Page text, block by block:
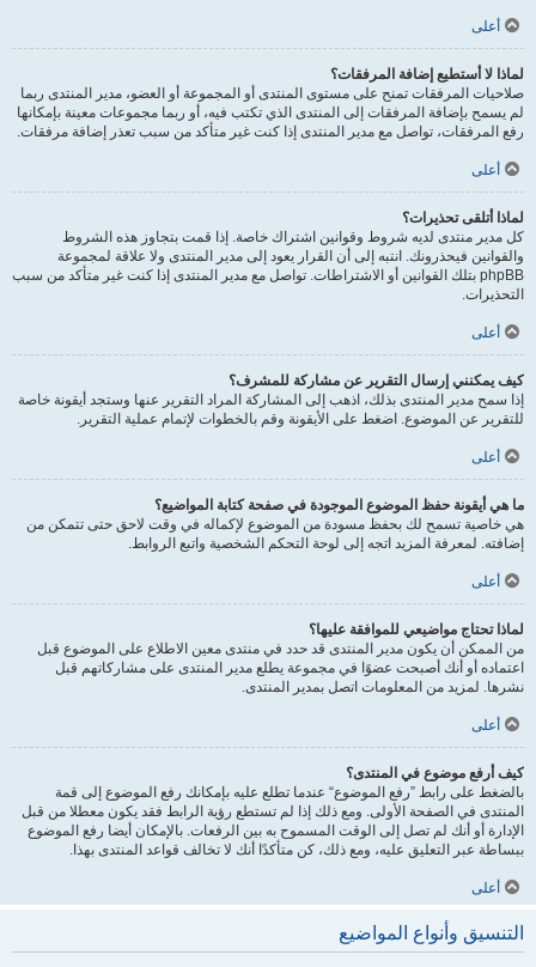
أعلى
لماذا لا أستطيع إضافة المرفقات؟
صلاحيات المرفقات تمنح على مستوى المنتدى أو المجموعة أو العضو، مدير المنتدى ربما
لم يسمح بإضافة المرفقات إلى المنتدى الذي تكتب فيه، أو ربما مجموعات معينة بإمكانها
رفع المرفقات، تواصل مع مدير المنتدى إذا كنت غير متأكد من سبب تعذر إضافة مرفقات.
أعلى
لماذا أتلقى تحذيرات؟
كل مدير منتدى لديه شروط وقوانين اشتراك خاصة. إذا قمت بتجاوز هذه الشروط
والقوانين فيحذرونك. انتبه إلى أن القرار يعود إلى مدير المنتدى ولا علاقة لمجموعة
phpBB بتلك القوانين أو الاشتراطات. تواصل مع مدير المنتدى إذا كنت غير متأكد من سبب
التحذيرات.
أعلى
كيف يمكنني إرسال التقرير عن مشاركة للمشرف؟
إذا سمح مدير المنتدى بذلك، اذهب إلى المشاركة المراد التقرير عنها وستجد أيقونة خاصة
للتقرير عن الموضوع. اضغط على الأيقونة وقم بالخطوات لإتمام عملية التقرير.
أعلى
ما هي أيقونة حفظ الموضوع الموجودة في صفحة كتابة المواضيع؟
هي خاصية تسمح لك بحفظ مسودة من الموضوع لإكماله في وقت لاحق حتى تتمكن من
إضافته. لمعرفة المزيد اتجه إلى لوحة التحكم الشخصية واتبع الروابط.
أعلى
لماذا تحتاج مواضيعي للموافقة عليها؟
من الممكن أن يكون مدير المنتدى قد حدد في منتدى معين الاطلاع على الموضوع قبل
اعتماده أو أنك أصبحت عضوًا في مجموعة يطلع مدير المنتدى على مشاركاتهم قبل
نشرها. لمزيد من المعلومات اتصل بمدير المنتدى.
أعلى
كيف أرفع موضوع في المنتدى؟
بالضغط على رابط ”رفع الموضوع“ عندما تطلع عليه بإمكانك رفع الموضوع إلى قمة
المنتدى في الصفحة الأولى. ومع ذلك إذا لم تستطع رؤية الرابط فقد يكون معطلا من قبل
الإدارة أو أنك لم تصل إلى الوقت المسموح به بين الرفعات. بالإمكان أيضا رفع الموضوع
ببساطة عبر التعليق عليه، ومع ذلك، كن متأكدًا أنك لا تخالف قواعد المنتدى بهذا.
أعلى
التنسيق وأنواع المواضيع